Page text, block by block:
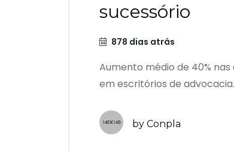
sucessório
878 dias atrás
Aumento médio de 40%
em escritórios de
by Conpla